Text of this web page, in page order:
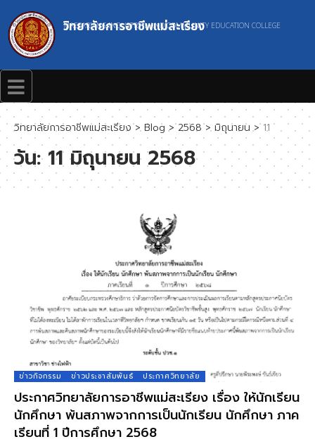
วิทยาลัยการอาชีพแม่สะเรียง
MAESARIANG INDUSTRIAL AND COMMUNITY EDUCATION COLLEGE
วิทยาลัยการอาชีพแม่สะเรียง>Blog >2568>มิถุนายน>11
วัน:11 มิถุนายน 2568
ข่าวกิจกรรม ข่าวประชาสัมพันธ์ ประกาศวิทยาลัย
ประกาศวิทยาลัยการอาชีพแม่สะเรียง เรื่อง ให้นักเรียน
นักศึกษา พ้นสภาพจากการเป็นนักเรียน นักศึกษา ภาค
เรียนที่ 1 ปีการศึกษา 2568